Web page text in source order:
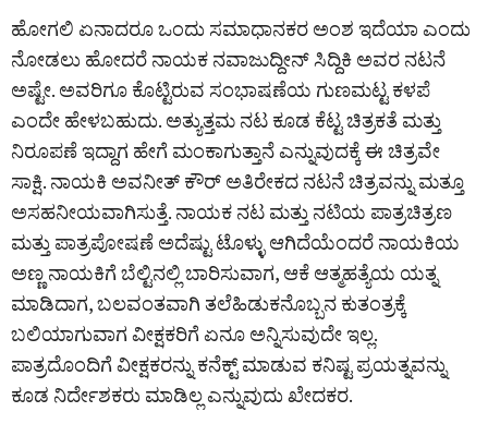
ಹೋಗಲಿ ಏನಾದರೂ ಒಂದು ಸಮಾಧಾನಕರ ಅಂಶ ಇದೆಯಾ ಎಂದು
ನೋಡಲು ಹೋದರೆ ನಾಯಕ ನವಾಜುದ್ದೀನ್ ಸಿದ್ದಿಕಿ ಅವರ ನಟನೆ
ಅಷ್ಟೇ. ಅವರಿಗೂ ಕೊಟ್ಟಿರುವ ಸಂಭಾಷಣೆಯ ಗುಣಮಟ್ಟ ಕಳಪೆ
ಎಂದೇ ಹೇಳಬಹುದು. ಅತ್ಯುತ್ತಮ ನಟ ಕೂಡ ಕೆಟ್ಟ ಚಿತ್ರಕತೆ ಮತ್ತು
ನಿರೂಪಣೆ ಇದ್ದಾಗ ಹೇಗೆ ಮಂಕಾಗುತ್ತಾನೆ ಎನ್ನುವುದಕ್ಕೆ ಈ ಚಿತ್ರವೇ
ಸಾಕ್ಷಿ. ನಾಯಕಿ ಅವನೀತ್ ಕೌರ್ ಅತಿರೇಕದ ನಟನೆ ಚಿತ್ರವನ್ನು ಮತ್ತೂ
ಅಸಹನೀಯವಾಗಿಸುತ್ತೆ. ನಾಯಕ ನಟ ಮತ್ತು ನಟಿಯ ಪಾತ್ರಚಿತ್ರಣ
ಮತ್ತು ಪಾತ್ರಪೋಷಣೆ ಅದೆಷ್ಟು ಟೊಳ್ಳು ಆಗಿದೆಯೆಂದರೆ ನಾಯಕಿಯ
ಅಣ್ಣ ನಾಯಕಿಗೆ ಬೆಲ್ಟಿನಲ್ಲಿ ಬಾರಿಸುವಾಗ, ಆಕೆ ಆತ್ಮಹತ್ಯೆಯ ಯತ್ನ
ಮಾಡಿದಾಗ, ಬಲವಂತವಾಗಿ ತಲೆಹಿಡುಕನೊಬ್ಬನ ಕುತಂತ್ರಕ್ಕೆ
ಬಲಿಯಾಗುವಾಗ ವೀಕ್ಷಕರಿಗೆ ಏನೂ ಅನ್ನಿಸುವುದೇ ಇಲ್ಲ.
ಪಾತ್ರದೊಂದಿಗೆ ವೀಕ್ಷಕರನ್ನು ಕನೆಕ್ಟ್ ಮಾಡುವ ಕನಿಷ್ಟ ಪ್ರಯತ್ನವನ್ನು
ಕೂಡ ನಿರ್ದೇಶಕರು ಮಾಡಿಲ್ಲ ಎನ್ನುವುದು ಖೇದಕರ.